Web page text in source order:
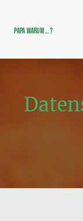
Papa warum ...?